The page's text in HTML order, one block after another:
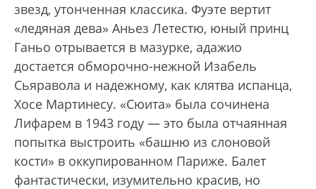
звезд, утонченная классика. Фуэте вертит
«ледяная дева» Аньез Летестю, юный принц
Ганьо отрывается в мазурке, адажио
достается обморочно-нежной Изабель
Сьяравола и надежному, как клятва испанца,
Хосе Мартинесу. «Сюита» была сочинена
Лифарем в 1943 году — это была отчаянная
попытка выстроить «башню из слоновой
кости» в оккупированном Париже. Балет
фантастически, изумительно красив, но